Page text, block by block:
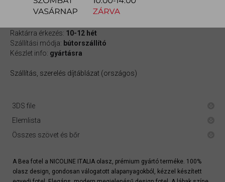
gyors ajánlat
Raktárra érkezés: 10-12 hét
Szállítási módja: bútorszállító
Készlet info: gyártásra
Szállítás, szerelés díjtáblázat (országos)
3DS file
Elemlista
Összes szövet és bőr
A Bea fotel a NICOLINE ITALIA olasz, prémium gyártó terméke. 100%
olasz design, gondosan válogatott alapanyagokból, kézzel készített